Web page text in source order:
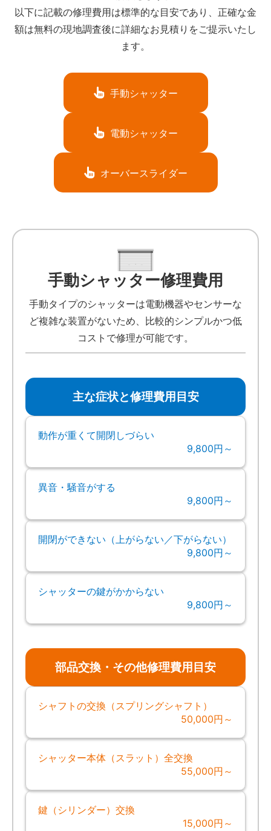
以下に記載の修理費用は標準的な目安であり、正確な金
額は無料の現地調査後に詳細なお見積りをご提示いたし
ます。
手動シャッター
電動シャッター
オーバースライダー
手動シャッター修理費用
手動タイプのシャッターは電動機器やセンサーな
ど複雑な装置がないため、比較的シンプルかつ低
コストで修理が可能です。
主な症状と修理費用目安
動作が重くて開閉しづらい
9,800円～
異音・騒音がする
9,800円～
開閉ができない（上がらない／下がらない）
9,800円～
シャッターの鍵がかからない
9,800円～
部品交換・その他修理費用目安
シャフトの交換（スプリングシャフト）
50,000円～
シャッター本体（スラット）全交換
55,000円～
鍵（シリンダー）交換
15,000円～